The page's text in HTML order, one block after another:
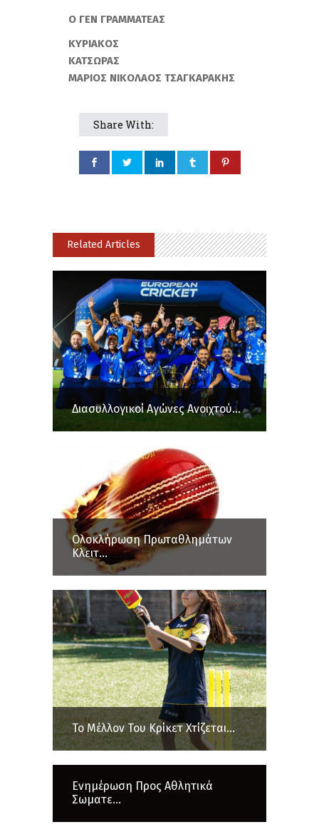
Ο ΓΕΝ ΓΡΑΜΜΑΤΕΑΣ
ΚΥΡΙΑΚΟΣ
ΚΑΤΣΩΡΑΣ
ΜΑΡΙΟΣ ΝΙΚΟΛΑΟΣ ΤΣΑΓΚΑΡΑΚΗΣ
Share With:
Related Articles
Διασυλλογικοί Αγώνες Ανοιχτού...
Ολοκλήρωση Πρωταθλημάτων
Κλειτ...
Το Μέλλον Του Κρίκετ Χτίζεται...
Ενημέρωση Προς Αθλητικά
Σωματε...